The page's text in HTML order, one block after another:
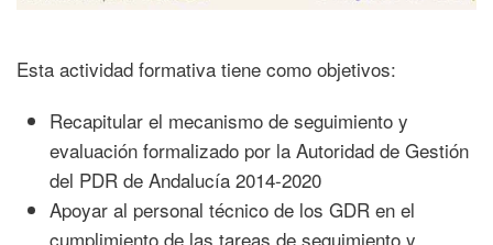
Esta actividad formativa tiene como objetivos:
Recapitular el mecanismo de seguimiento y
evaluación formalizado por la Autoridad de Gestión
del PDR de Andalucía 2014-2020
Apoyar al personal técnico de los GDR en el
cumplimiento de las tareas de seguimiento y